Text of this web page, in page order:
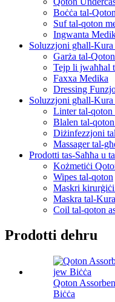
Boċċa tal-
Suf tal-qoton
Ingwanta
Soluzzjoni għall-
Garża tal-
Tejp li jwaħħal
Faxxa Medika
Dressing
Soluzzjoni għall-Kura
Linter tal-qoton
Blalen tal-
Diżinfezzjoni
Massager tal-
Prodotti tas-Saħħa u
Kożmetiċi
Wipes tal-qoton
Maskri
Maskra tal-
Coil tal-qoton
Prodotti dehru
Qoton
Biċċa